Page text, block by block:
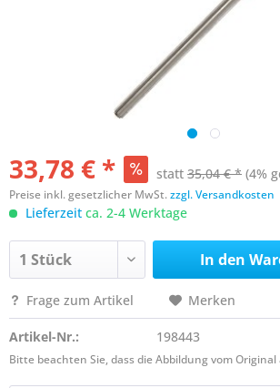
33,78 € * statt 35,04 € * (4%
Preise inkl. gesetzlicher MwSt.zzgl. Versandkosten
Lieferzeit ca. 2-4 Werktage
In den
Frage zum Artikel Merken
Artikel-Nr.: 198443
Bitte beachten Sie, dass die Abbildung vom